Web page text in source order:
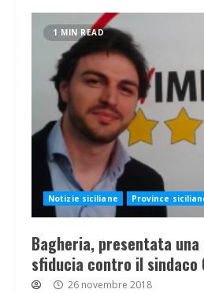
1 MIN READ
Notizie siciliane Province
Bagheria, presentata una
sfiducia contro il sindaco
26 novembre 2018